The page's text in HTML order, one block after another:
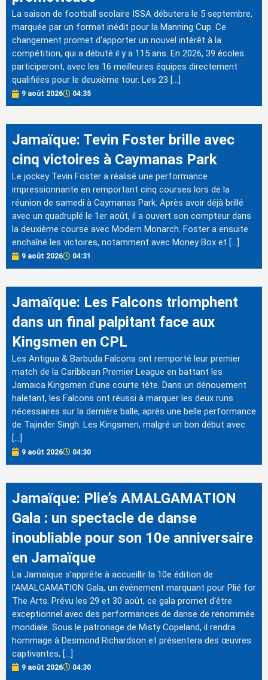
La saison de football scolaire ISSA débutera le 5 septembre,
marquée par un format inédit pour la Manning Cup. Ce
changement promet d'apporter un nouvel intérêt à la
compétition, qui a débuté il y a 115 ans. En 2026, 39 écoles
participeront, avec les 16 meilleures équipes directement
qualifiées pour le deuxième tour. Les 23 […]
9 août 2026 04:35
Jamaïque: Tevin Foster brille avec
cinq victoires à Caymanas Park
Le jockey Tevin Foster a réalisé une performance
impressionnante en remportant cinq courses lors de la
réunion de samedi à Caymanas Park. Après avoir déjà brillé
avec un quadruplé le 1er août, il a ouvert son compteur dans
la deuxième course avec Modern Monarch. Foster a ensuite
enchaîné les victoires, notamment avec Money Box et […]
9 août 2026 04:31
Jamaïque: Les Falcons triomphent
dans un final palpitant face aux
Kingsmen en CPL
Les Antigua & Barbuda Falcons ont remporté leur premier
match de la Caribbean Premier League en battant les
Jamaica Kingsmen d'une courte tête. Dans un dénouement
haletant, les Falcons ont réussi à marquer les deux runs
nécessaires sur la dernière balle, après une belle performance
de Tajinder Singh. Les Kingsmen, malgré un bon début avec
[…]
9 août 2026 04:30
Jamaïque: Plie’s AMALGAMATION
Gala : un spectacle de danse
inoubliable pour son 10e anniversaire
en Jamaïque
La Jamaïque s'apprête à accueillir la 10e édition de
l'AMALGAMATION Gala, un événement marquant pour Plié for
The Arts. Prévu les 29 et 30 août, ce gala promet d'être
exceptionnel avec des performances de danse de renommée
mondiale. Sous le patronage de Misty Copeland, il rendra
hommage à Desmond Richardson et présentera des œuvres
captivantes, […]
9 août 2026 04:30